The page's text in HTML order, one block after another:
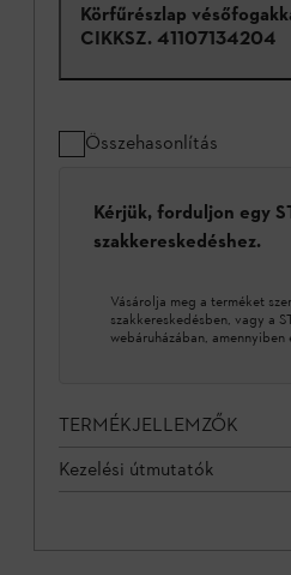
Körfűrészlap
CIKKSZ. 41107134204
Összehasonlítás
Kérjük, forduljon egy
szakkereskedéshez.
Vásárolja meg a terméket
szakkereskedésben, vagy a
webáruházában,
TERMÉKJELLEMZŐK
Kezelési útmutatók